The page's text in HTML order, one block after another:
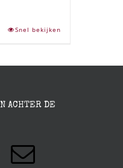
Snel bekijken
ACHTER DE